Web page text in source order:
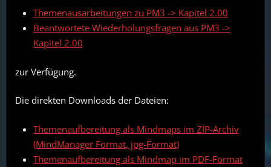
Themenausarbeitungen zu PM3 -> Kapitel 2.00
Beantwortete Wiederholungsfragen aus PM3 ->
Kapitel 2.00
zur Verfügung.
Die direkten Downloads der Dateien:
Themenaufbereitung als Mindmaps im ZIP-Archiv
(MindManager Format, jpg-Format)
Themenaufbereitung als Mindmap im PDF-Format